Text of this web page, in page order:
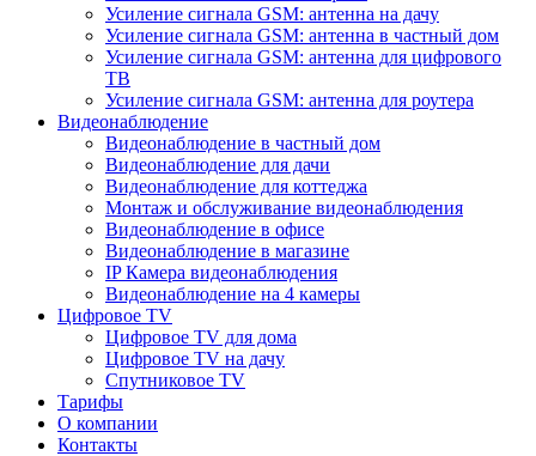
Усиление сигнала GSM: антенна на дачу
Усиление сигнала GSM: антенна в частный дом
Усиление сигнала GSM: антенна для цифрового
ТВ
Усиление сигнала GSM: антенна для роутера
Видеонаблюдение
Видеонаблюдение в частный дом
Видеонаблюдение для дачи
Видеонаблюдение для коттеджа
Монтаж и обслуживание видеонаблюдения
Видеонаблюдение в офисе
Видеонаблюдение в магазине
IP Камера видеонаблюдения
Видеонаблюдение на 4 камеры
Цифровое TV
Цифровое TV для дома
Цифровое TV на дачу
Спутниковое TV
Тарифы
О компании
Контакты